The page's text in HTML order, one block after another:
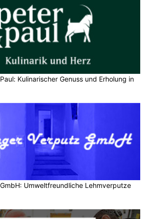
Kulinarischer Genuss und Erholung in
Umweltfreundliche Lehmverputze